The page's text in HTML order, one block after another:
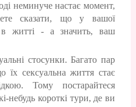
неминуче настає момент,
сказати, що у вашої
в житті - а значить, ваш
стосунки. Багато пар
їх сексуальна життя стає
Тому постарайтеся
небудь короткі тури, де ви